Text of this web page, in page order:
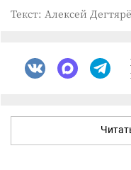
Текст: Алексей